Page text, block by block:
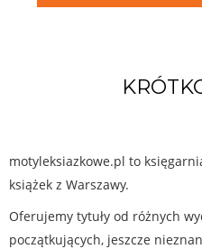
motyleksiazkowe.pl to
książek z Warszawy.
Oferujemy tytuły od różnych
początkujących, jeszcze